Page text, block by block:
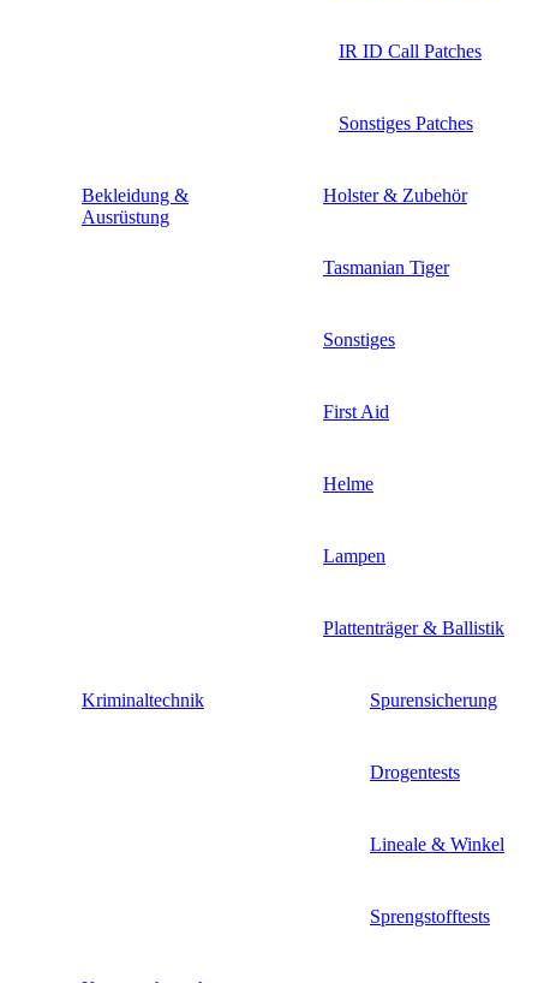
IR ID Call Patches
Sonstiges Patches
Bekleidung &
Ausrüstung
Holster & Zubehör
Tasmanian Tiger
Sonstiges
First Aid
Helme
Lampen
Plattenträger & Ballistik
Kriminaltechnik Spurensicherung
Drogentests
Lineale & Winkel
Sprengstofftests